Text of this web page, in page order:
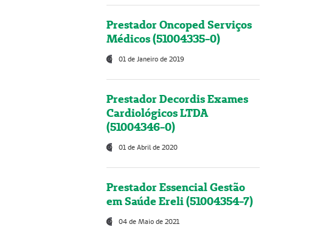
Prestador Oncoped Serviços
Médicos (51004335-0)
01 de Janeiro de 2019
Prestador Decordis Exames
Cardiológicos LTDA
(51004346-0)
01 de Abril de 2020
Prestador Essencial Gestão
em Saúde Ereli (51004354-7)
04 de Maio de 2021